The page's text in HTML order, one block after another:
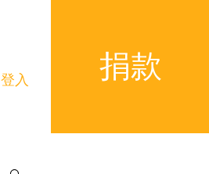
登入 捐款